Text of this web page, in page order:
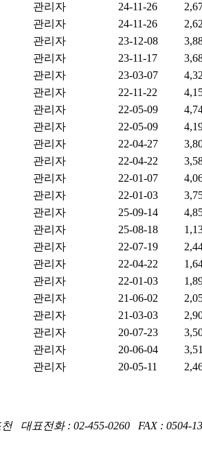
관리자 24-11-26
관리자 24-11-26
관리자 23-12-08
관리자 23-11-17
관리자 23-03-07
관리자 22-11-22
관리자 22-05-09
관리자 22-05-09
관리자 22-04-27
관리자 22-04-22
관리자 22-01-07
관리자 22-01-03
관리자 25-09-14
관리자 25-08-18
관리자 22-07-19
관리자 22-04-22
관리자 22-01-03
관리자 21-06-02
관리자 21-03-03
관리자 20-07-23
관리자 20-06-04
관리자 20-05-11
대표전화 : 02-455-0260 FAX : 0504-